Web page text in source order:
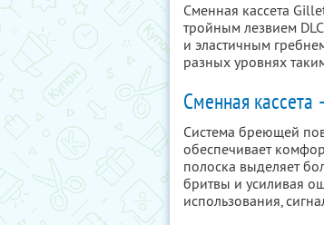
Сменная кассета
тройным лезвием
и эластичным
разных уровнях
Сменная
Система бреющей
обеспечивает
полоска выделяет
бритвы и усиливая
использования,